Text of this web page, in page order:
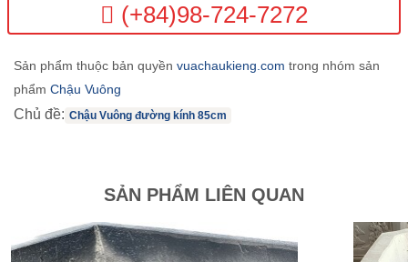
(+84)98-724-7272
Sản phẩm thuộc bản quyền vuachaukieng.com trong nhóm sản
phẩm Chậu Vuông
Chủ đề: Chậu Vuông đường kính 85cm
SẢN PHẨM LIÊN QUAN